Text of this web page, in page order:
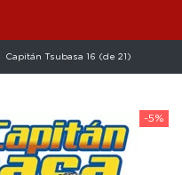
Capitán Tsubasa 16 (de 21)
-5%